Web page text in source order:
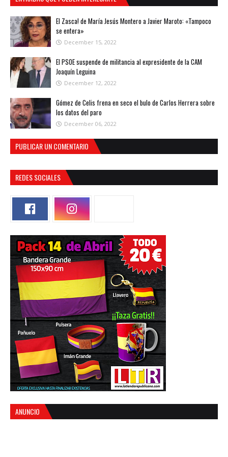
El Zasca! de María Jesús Montero a Javier Maroto: «Tampoco
se entera»
December 15, 2022
El PSOE suspende de militancia al expresidente de la CAM
Joaquín Leguina
December 12, 2022
Gómez de Celis frena en seco el bulo de Carlos Herrera sobre
los datos del paro
December 06, 2022
PUBLICAR UN COMENTARIO
REDES SOCIALES
ANUNCIO